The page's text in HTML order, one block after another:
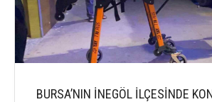
BURSA’NIN İNEGÖL İLÇESİNDE